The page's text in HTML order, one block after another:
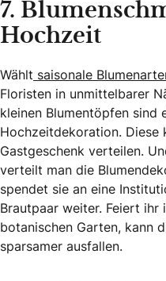
7.
Hochzeit
Wählt saisonale
Floristen in unmittelbarer
kleinen Blumentöpfen sind
Hochzeitdekoration. Diese
Gastgeschenk verteilen.
verteilt man die
spendet sie an eine
Brautpaar weiter. Feiert ihr
botanischen Garten, kann
sparsamer ausfallen.